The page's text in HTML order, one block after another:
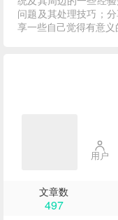
问题及其处理技巧；
享一些自己觉得有意
用户
文章数
497